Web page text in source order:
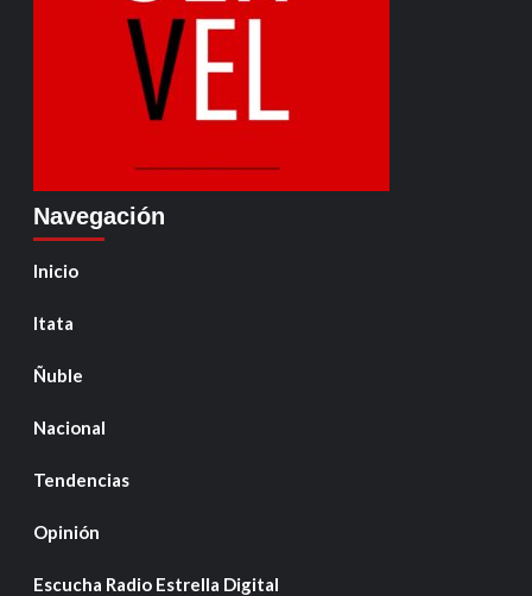
Navegación
Inicio
Itata
Ñuble
Nacional
Tendencias
Opinión
Escucha Radio Estrella Digital